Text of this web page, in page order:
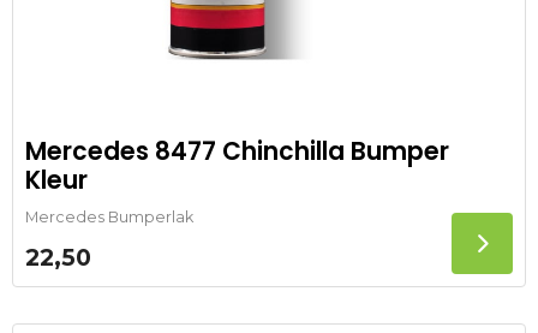
Mercedes 8477 Chinchilla Bumper
Kleur
Mercedes Bumperlak
22,50